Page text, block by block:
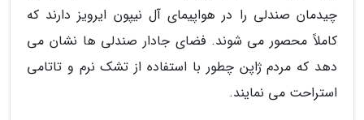
چیدمان صندلی را در هواپیمای آل نیپون ایرویز دارند که
کاملاً محصور می شوند. فضای جادار صندلی ها نشان می
دهد که مردم ژاپن چطور با استفاده از تشک نرم و تاتامی
استراحت می نمایند.